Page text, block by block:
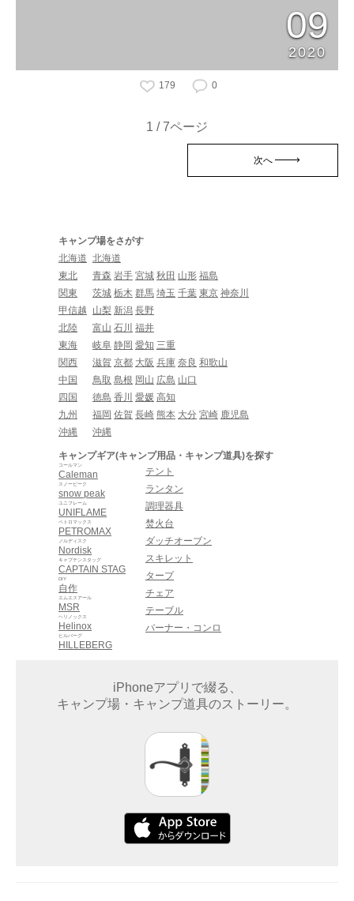
09
2020
179 0
1 / 7ページ
次へ
キャンプ場をさがす
北海道 北海道
東北
青森 岩手 宮城 秋田 山形 福島
関東
茨城 栃木 群馬 埼玉 千葉 東京 神奈川
甲信越
山梨 新潟 長野
北陸
富山 石川 福井
東海
岐阜 静岡 愛知 三重
関西
滋賀 京都 大阪 兵庫 奈良 和歌山
中国
鳥取 島根 岡山 広島 山口
四国
徳島 香川 愛媛 高知
九州
福岡 佐賀 長崎 熊本 大分 宮崎 鹿児島
沖縄
沖縄
キャンプギア(キャンプ用品・キャンプ道具)を探す
Caleman
コールマン
snow peak
スノーピーク
UNIFLAME
ユニフレーム
PETROMAX
ペトロマックス
Nordisk
ノルディスク
CAPTAIN STAG
キャプテンスタッグ
自作
DIY
MSR
エムエスアール
Helinox
ヘリノックス
HILLEBERG
ヒルバーグ
テント
ランタン
調理器具
焚火台
ダッチオーブン
スキレット
タープ
チェア
テーブル
バーナー・コンロ
iPhoneアプリで綴る、
キャンプ場・キャンプ道具のストーリー。